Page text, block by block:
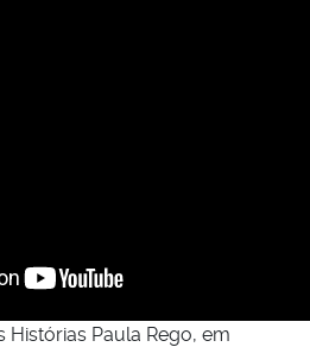
Histórias Paula Rego, em